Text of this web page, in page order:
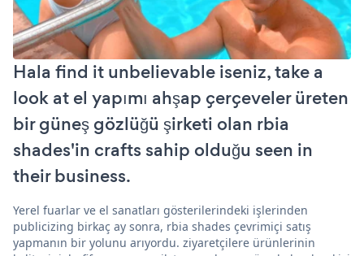
Hala find it unbelievable iseniz, take a
look at el yapımı ahşap çerçeveler üreten
bir güneş gözlüğü şirketi olan rbia
shades'in crafts sahip olduğu seen in
their business.
Yerel fuarlar ve el sanatları gösterilerindeki işlerinden
publicizing birkaç ay sonra, rbia shades çevrimiçi satış
yapmanın bir yolunu arıyordu. ziyaretçilere ürünlerinin